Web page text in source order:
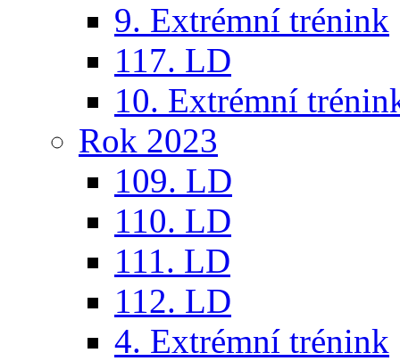
9. Extrémní trénink
117. LD
10. Extrémní
Rok 2023
109. LD
110. LD
111. LD
112. LD
4. Extrémní trénink